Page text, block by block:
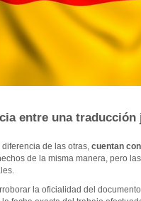
entre una traducción
de las otras, cuentan
de la misma manera, pero
la oficialidad del